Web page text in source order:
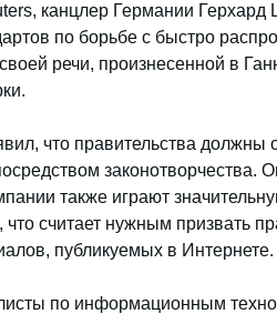
канцлер Германии
по борьбе с быстро
речи, произнесенной в
что правительства должны
законотворчества.
также играют
считает нужным призвать
публикуемых в Интернете.
по информационным